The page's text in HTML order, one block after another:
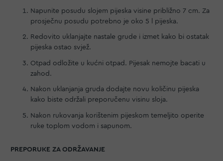
Napunite posudu slojem pijeska visine približno 7 cm. Za
prosječnu posudu potrebno je oko 5 l pijeska.
Redovito uklanjajte nastale grude i izmet kako bi ostatak
pijeska ostao svjež.
Otpad odložite u kućni otpad. Pijesak nemojte bacati u
zahod.
Nakon uklanjanja gruda dodajte novu količinu pijeska
kako biste održali preporučenu visinu sloja.
Nakon rukovanja korištenim pijeskom temeljito operite
ruke toplom vodom i sapunom.
PREPORUKE ZA ODRŽAVANJE